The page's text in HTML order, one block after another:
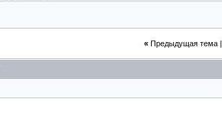
« Предыдущая тема|